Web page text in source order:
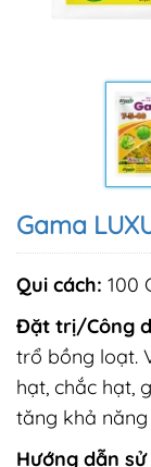
Gama
Qui cách: 100
Đặt trị/Công
trổ bồng loạt.
hạt, chắc hạt,
tăng khả
Hướng dẫn